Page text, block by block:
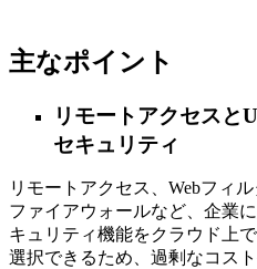
主なポイント
リモートアクセスと
セキュリティ
リモートアクセス、Webフィ
ファイアウォールなど、企業
キュリティ機能をクラウド上
選択できるため、過剰なコス